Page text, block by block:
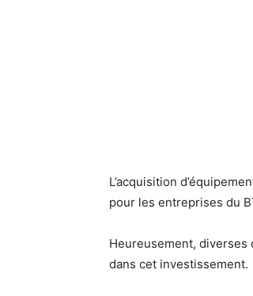
L’acquisition
pour les entreprises du
Heureusement,
dans cet investissement.